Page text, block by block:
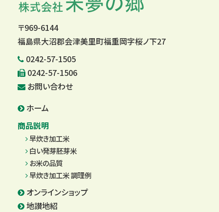
〒969-6144
福島県大沼郡会津美里町福重岡字桜ノ下27
0242-57-1505
0242-57-1506
お問い合わせ
ホーム
商品説明
早炊き加工米
白い発芽胚芽米
お米の品質
早炊き加工米 調理例
オンラインショップ
地讃地紹